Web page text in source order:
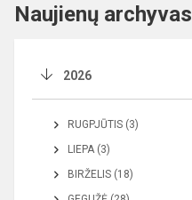
Naujienų archyvas
2026
RUGPJŪTIS (3)
LIEPA (3)
BIRŽELIS (18)